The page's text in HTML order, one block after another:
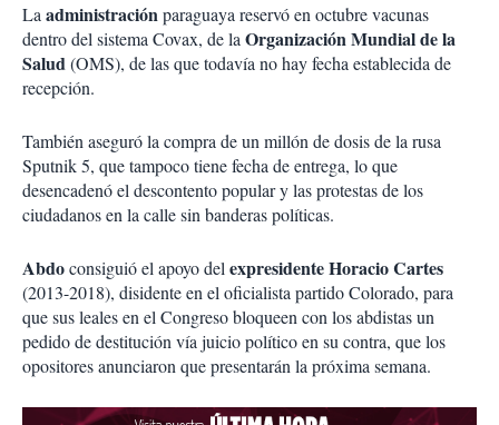
Laadministraciónparaguaya reservó en octubre vacunas
dentro del sistema Covax, de laOrganización Mundial de la
Salud(OMS), de las que todavía no hay fecha establecida de
recepción.
También aseguró la compra de un millón de dosis de la rusa
Sputnik 5, que tampoco tiene fecha de entrega, lo que
desencadenó el descontento popular y las protestas de los
ciudadanos en la calle sin banderas políticas.
Abdoconsiguió el apoyo delexpresidente Horacio Cartes
(2013-2018), disidente en el oficialista partido Colorado, para
que sus leales en el Congreso bloqueen con los abdistas un
pedido de destitución vía juicio político en su contra, que los
opositores anunciaron que presentarán la próxima semana.